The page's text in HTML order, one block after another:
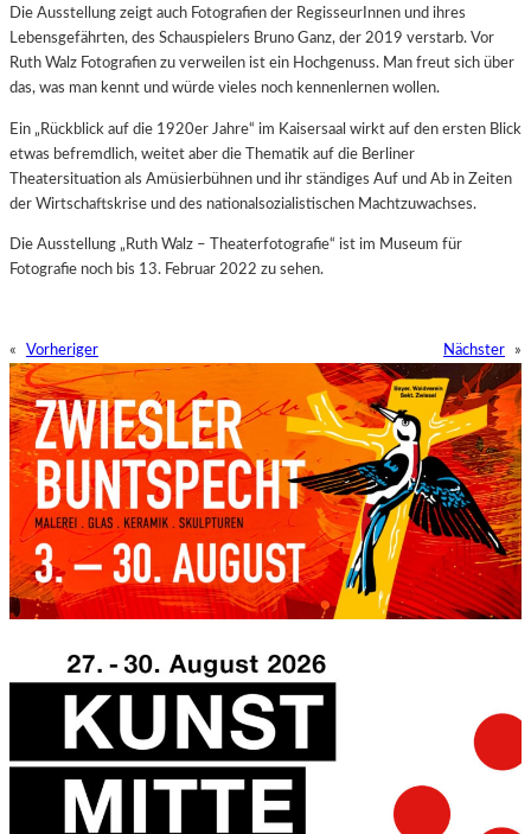
Die Ausstellung zeigt auch Fotografien der RegisseurInnen und ihres
Lebensgefährten, des Schauspielers Bruno Ganz, der 2019 verstarb. Vor
Ruth Walz Fotografien zu verweilen ist ein Hochgenuss. Man freut sich über
das, was man kennt und würde vieles noch kennenlernen wollen.
Ein „Rückblick auf die 1920er Jahre“ im Kaisersaal wirkt auf den ersten Blick
etwas befremdlich, weitet aber die Thematik auf die Berliner
Theatersituation als Amüsierbühnen und ihr ständiges Auf und Ab in Zeiten
der Wirtschaftskrise und des nationalsozialistischen Machtzuwachses.
Die Ausstellung „Ruth Walz – Theaterfotografie“ ist im Museum für
Fotografie noch bis 13. Februar 2022 zu sehen.
« Vorheriger Nächster »